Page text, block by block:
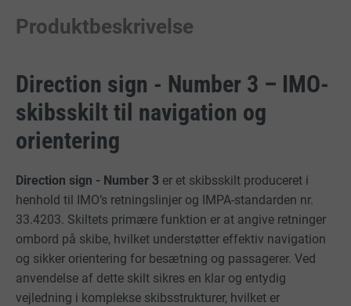
Produktbeskrivelse
Direction sign - Number 3 – IMO-
skibsskilt til navigation og
orientering
Direction sign - Number 3 er et skibsskilt produceret i
henhold til IMO’s retningslinjer og IMPA-standarden nr.
33.4203. Skiltets primære funktion er at angive retninger
ombord på skibe, hvilket understøtter effektiv navigation
og sikker orientering for besætning og passagerer. Ved
anvendelse af dette skilt sikres en klar og entydig
vejledning i komplekse skibsstrukturer, hvilket er